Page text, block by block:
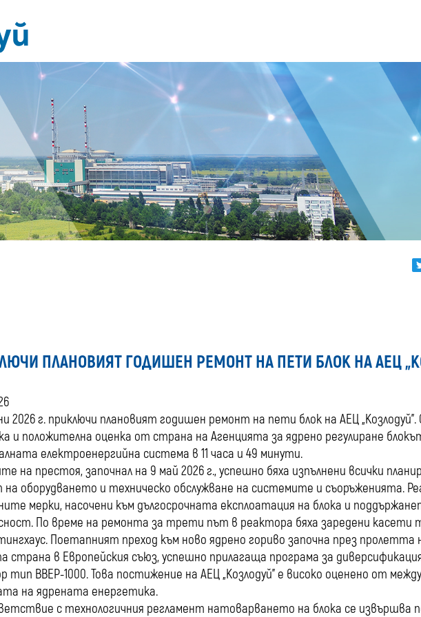
ПЛАНОВИЯТ ГОДИШЕН РЕМОНТ НА ПЕТИ БЛОК НА АЕЦ
2026 г. приключи плановият годишен ремонт на пети блок на АЕЦ
и положителна оценка от страна на Агенцията за ядрено регулиране
електроенергийна система в 11 часа и 49 минути.
на престоя, започнал на 9 май 2026 г., успешно бяха изпълнени всички
оборудването и техническо обслужване на системите и съоръженията.
мерки, насочени към дългосрочната експлоатация на блока и
По време на ремонта за трети път в реактора бяха заредени касети
Поетапният преход към ново ядрено гориво започна през пролетта
страна в Европейския съюз, успешно прилагаща програма за
тип ВВЕР-1000. Това постижение на АЕЦ „Козлодуй” е високо оценено от
на ядрената енергетика.
с технологичния регламент натоварването на блока се извършва